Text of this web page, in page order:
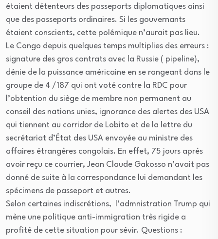
étaient détenteurs des passeports diplomatiques ainsi
que des passeports ordinaires. Si les gouvernants
étaient conscients, cette polémique n’aurait pas lieu.
Le Congo depuis quelques temps multiplies des erreurs :
signature des gros contrats avec la Russie ( pipeline),
dénie de la puissance américaine en se rangeant dans le
groupe de 4 /187 qui ont voté contre la RDC pour
l’obtention du siège de membre non permanent au
conseil des nations unies, ignorance des alertes des USA
qui tiennent au corridor de Lobito et de la lettre du
secrétariat d’État des USA envoyée au ministre des
affaires étrangères congolais. En effet, 75 jours après
avoir reçu ce courrier, Jean Claude Gakosso n’avait pas
donné de suite à la correspondance lui demandant les
spécimens de passeport et autres.
Selon certaines indiscrétions, l’admnistration Trump qui
mène une politique anti-immigration très rigide a
profité de cette situation pour sévir. Questions :